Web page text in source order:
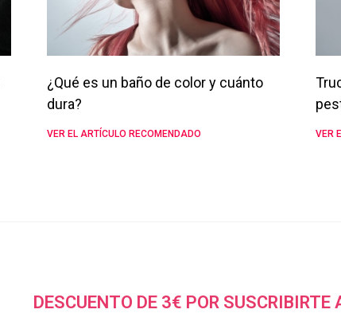
¿Qué es un baño de color y cuánto
dura?
VER EL ARTÍCULO RECOMENDADO VER
DESCUENTO DE 3€ POR SUSCRIBIRTE